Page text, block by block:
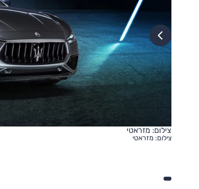
צילום: מזראטי
צילום: מזראטי